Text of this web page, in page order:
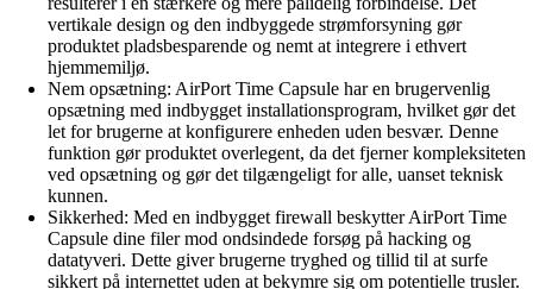
vertikale design og den indbyggede strømforsyning gør
produktet pladsbesparende og nemt at integrere i ethvert
hjemmemiljø.
Nem opsætning: AirPort Time Capsule har en brugervenlig
opsætning med indbygget installationsprogram, hvilket gør det
let for brugerne at konfigurere enheden uden besvær. Denne
funktion gør produktet overlegent, da det fjerner kompleksiteten
ved opsætning og gør det tilgængeligt for alle, uanset teknisk
kunnen.
Sikkerhed: Med en indbygget firewall beskytter AirPort Time
Capsule dine filer mod ondsindede forsøg på hacking og
datatyveri. Dette giver brugerne tryghed og tillid til at surfe
sikkert på internettet uden at bekymre sig om potentielle trusler.